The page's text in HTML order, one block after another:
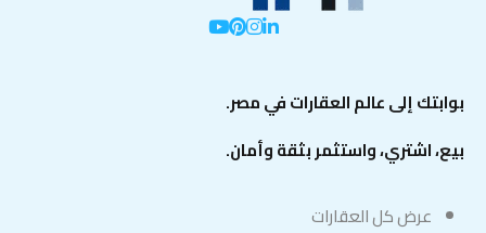
بوابتك إلى عالم العقارات في مصر.
بيع، اشتري، واستثمر بثقة وأمان.
عرض كل العقارات